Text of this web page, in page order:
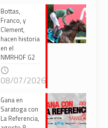
Bottas,
Franco, y
Clement,
hacen historia
en el
NMRHOF G2
08/07/2026
Gana en
Saratoga con
La Referencia,